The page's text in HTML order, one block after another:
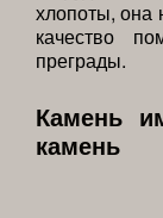
хлопоты, она
качество
преграды.
Камень
камень